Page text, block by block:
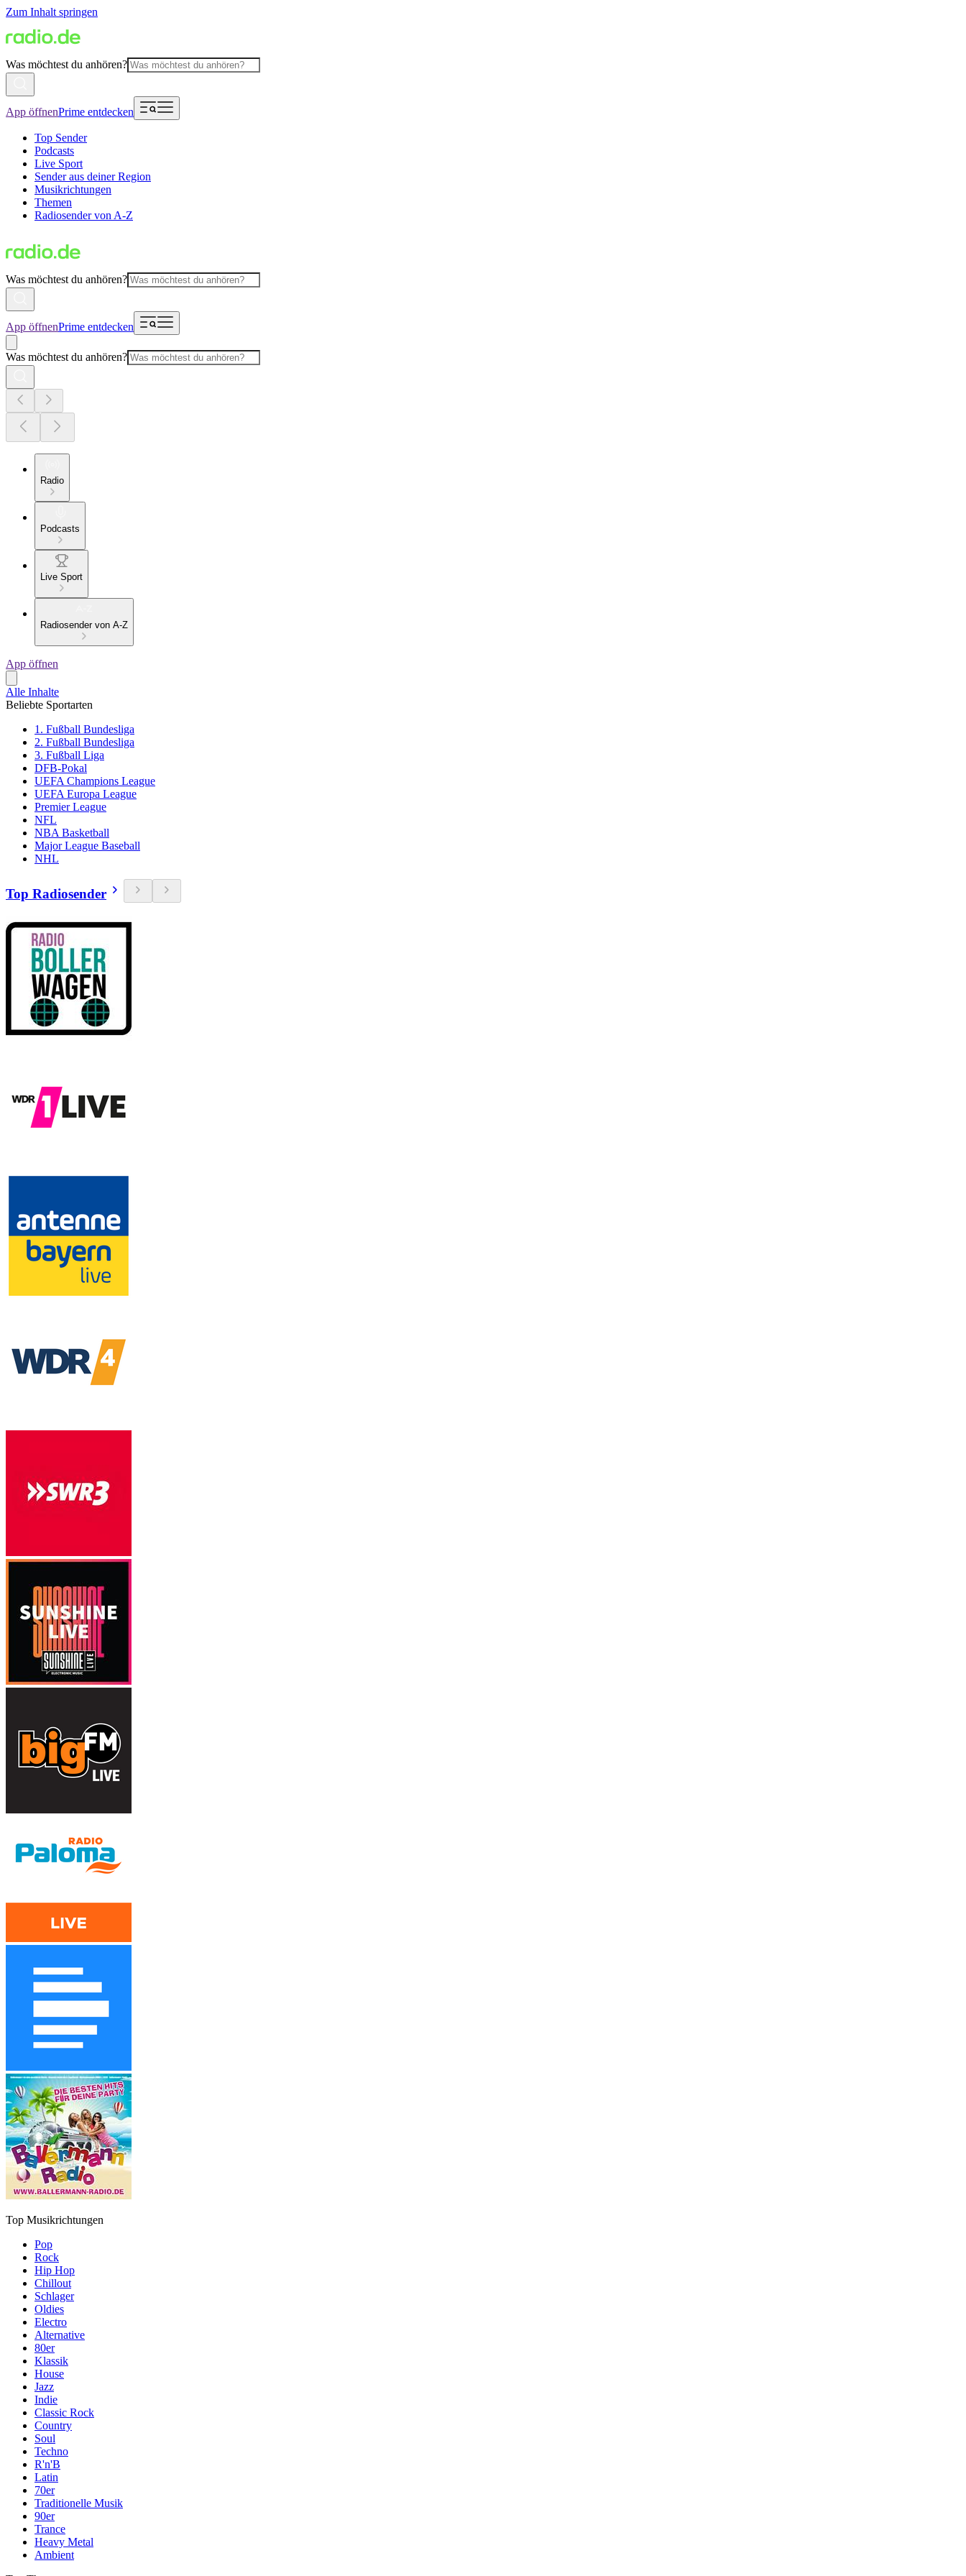
Zum Inhalt springen
Was möchtest du anhören?
App öffnenPrime entdecken
Top Sender
Podcasts
Live Sport
Sender aus deiner Region
Musikrichtungen
Themen
Radiosender von A-Z
Was möchtest du anhören?
App öffnenPrime entdecken
Was möchtest du anhören?
Radio
Podcasts
Live Sport
Radiosender von A-Z
App öffnen
Alle Inhalte
Beliebte Sportarten
1. Fußball Bundesliga
2. Fußball Bundesliga
3. Fußball Liga
DFB-Pokal
UEFA Champions League
UEFA Europa League
Premier League
NFL
NBA Basketball
Major League Baseball
NHL
Top Radiosender
Top Musikrichtungen
Pop
Rock
Hip Hop
Chillout
Schlager
Oldies
Electro
Alternative
80er
Klassik
House
Jazz
Indie
Classic Rock
Country
Soul
Techno
R'n'B
Latin
70er
Traditionelle Musik
90er
Trance
Heavy Metal
Ambient